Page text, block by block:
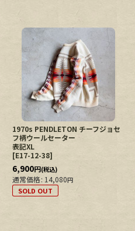
1970s PENDLETON チーフジョセ
フ柄ウールセーター
表記XL
[E17-12-38]
6,900円(税込)
通常価格: 14,080円
SOLD OUT